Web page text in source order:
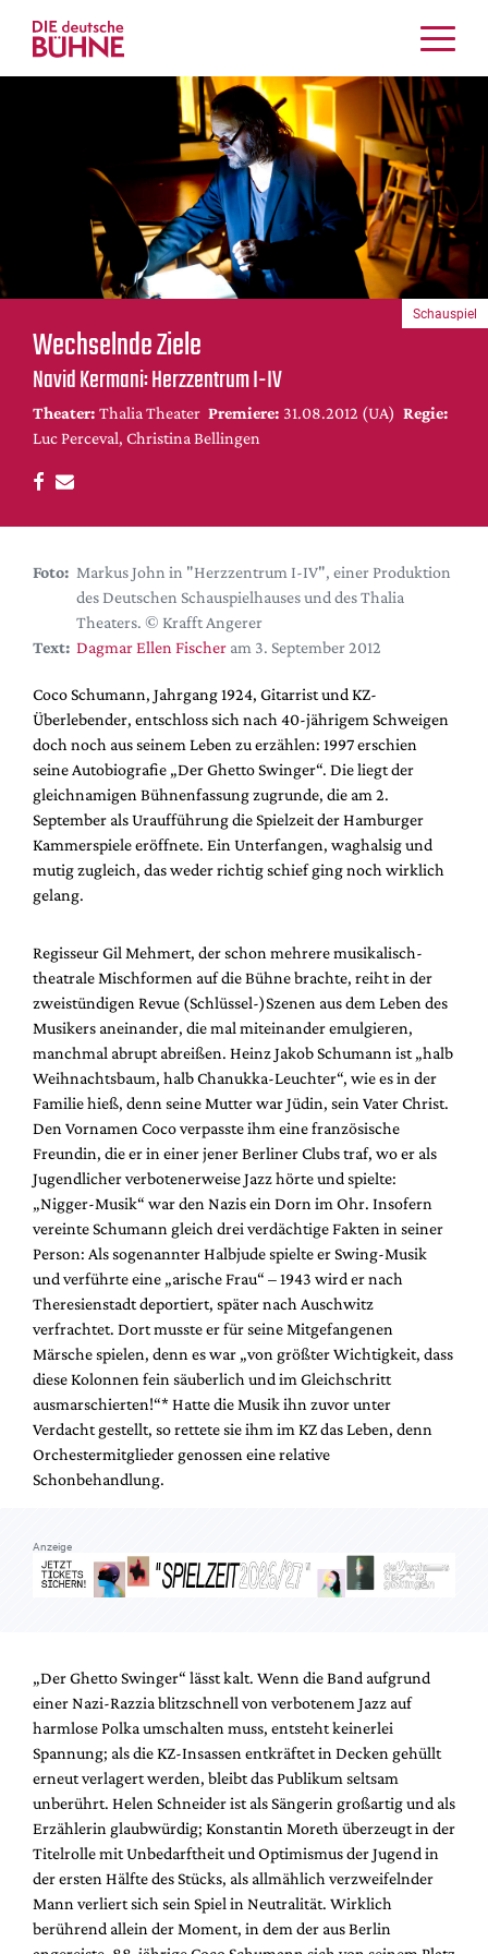
Musiktheater
Crossover
Bühnenwelt
Festivals & Veranstaltungen
Menschen & Theater
Themen
Internationales
Nachrufe
DdB-map
Premierensuche
Festival-Planer
Hefte
Alle Hefte
Leseproben
Podcast
Service
Shop / Abo
Newsletter
Redaktion
Partner
Mediadaten
Suche
Wechselnde Ziele
Navid Kermani: Herzzentrum I-IV
Theater: Thalia Theater Premiere: 31.08.2012 (UA) Regie:
Luc Perceval, Christina Bellingen
Schauspiel
Foto: Markus John in "Herzzentrum I-IV", einer Produktion
des Deutschen Schauspielhauses und des Thalia
Theaters. © Krafft Angerer
Text: Dagmar Ellen Fischer am 3. September 2012
Coco Schumann, Jahrgang 1924, Gitarrist und KZ-
Überlebender, entschloss sich nach 40-jährigem Schweigen
doch noch aus seinem Leben zu erzählen: 1997 erschien
seine Autobiografie „Der Ghetto Swinger“. Die liegt der
gleichnamigen Bühnenfassung zugrunde, die am 2.
September als Uraufführung die Spielzeit der Hamburger
Kammerspiele eröffnete. Ein Unterfangen, waghalsig und
mutig zugleich, das weder richtig schief ging noch wirklich
gelang.
Regisseur Gil Mehmert, der schon mehrere musikalisch-
theatrale Mischformen auf die Bühne brachte, reiht in der
zweistündigen Revue (Schlüssel-)Szenen aus dem Leben des
Musikers aneinander, die mal miteinander emulgieren,
manchmal abrupt abreißen. Heinz Jakob Schumann ist „halb
Weihnachtsbaum, halb Chanukka-Leuchter“, wie es in der
Familie hieß, denn seine Mutter war Jüdin, sein Vater Christ.
Den Vornamen Coco verpasste ihm eine französische
Freundin, die er in einer jener Berliner Clubs traf, wo er als
Jugendlicher verbotenerweise Jazz hörte und spielte:
„Nigger-Musik“ war den Nazis ein Dorn im Ohr. Insofern
vereinte Schumann gleich drei verdächtige Fakten in seiner
Person: Als sogenannter Halbjude spielte er Swing-Musik
und verführte eine „arische Frau“ – 1943 wird er nach
Theresienstadt deportiert, später nach Auschwitz
verfrachtet. Dort musste er für seine Mitgefangenen
Märsche spielen, denn es war „von größter Wichtigkeit, dass
diese Kolonnen fein säuberlich und im Gleichschritt
ausmarschierten!“* Hatte die Musik ihn zuvor unter
Verdacht gestellt, so rettete sie ihm im KZ das Leben, denn
Orchestermitglieder genossen eine relative
Schonbehandlung.
Anzeige
„Der Ghetto Swinger“ lässt kalt. Wenn die Band aufgrund
einer Nazi-Razzia blitzschnell von verbotenem Jazz auf
harmlose Polka umschalten muss, entsteht keinerlei
Spannung; als die KZ-Insassen entkräftet in Decken gehüllt
erneut verlagert werden, bleibt das Publikum seltsam
unberührt. Helen Schneider ist als Sängerin großartig und als
Erzählerin glaubwürdig; Konstantin Moreth überzeugt in der
Titelrolle mit Unbedarftheit und Optimismus der Jugend in
der ersten Hälfte des Stücks, als allmählich verzweifelnder
Mann verliert sich sein Spiel in Neutralität. Wirklich
berührend allein der Moment, in dem der aus Berlin